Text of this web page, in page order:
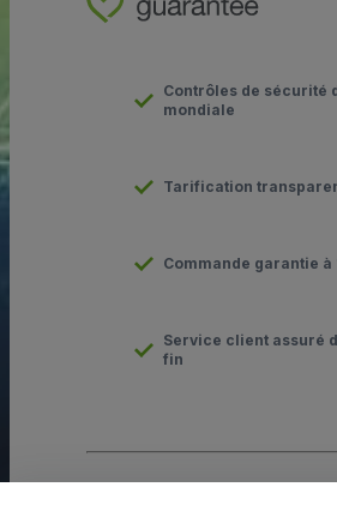
Contrôles de sécurité
mondiale
Tarification
Commande garantie à
Service client assuré
fin